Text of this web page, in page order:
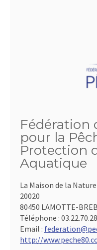
Fédération
pour la
Protection
Aquatique
La Maison de la
20020
80450 LAMOTTE-
Téléphone :
Email :
http://